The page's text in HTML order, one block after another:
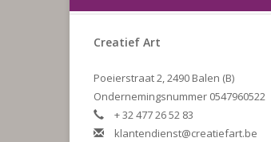
Creatief Art
Poeierstraat 2, 2490 Balen (B)
Ondernemingsnummer 0547960522
+ 32 477 26 52 83
klantendienst@creatiefart.be